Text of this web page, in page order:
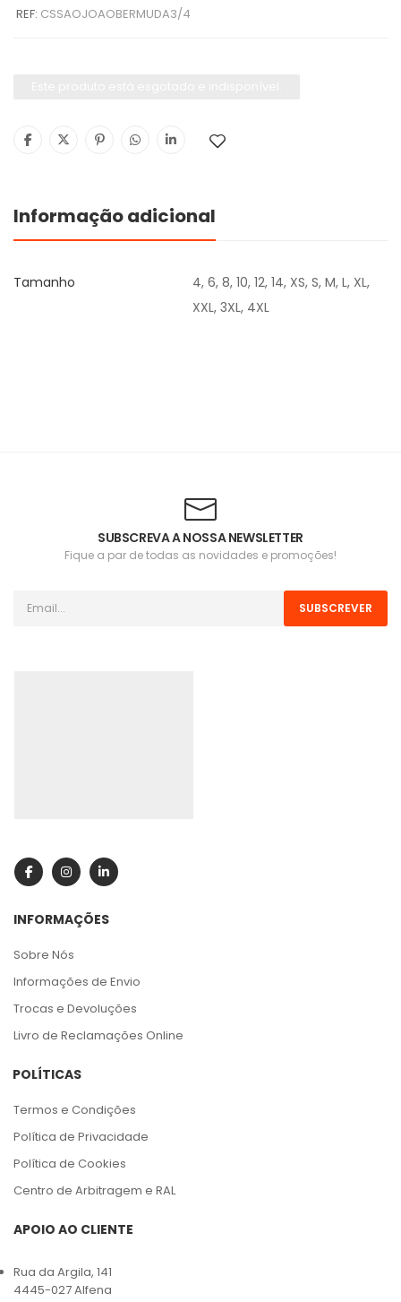
REF: CSSAOJOAOBERMUDA3/4
Informação adicional
Tamanho
4, 6, 8, 10, 12, 14, XS, S, M, L, XL,
XXL, 3XL, 4XL
INFORMAÇÕES
Sobre Nós
Informações de Envio
Trocas e Devoluções
Livro de Reclamações Online
POLÍTICAS
Termos e Condições
Política de Privacidade
Política de Cookies
Centro de Arbitragem e RAL
APOIO AO CLIENTE
Rua da Argila, 141
4445-027 Alfena
SUBSCREVA A NOSSA NEWSLETTER
Fique a par de todas as novidades e promoções!
SUBSCREVER